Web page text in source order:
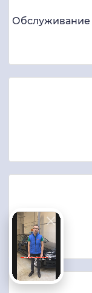
Обслуживание